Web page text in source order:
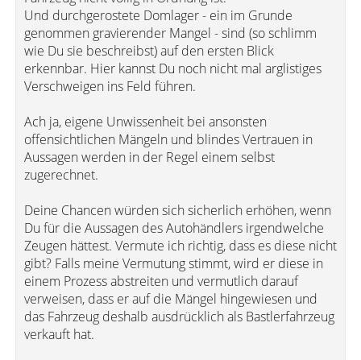
Und durchgerostete Domlager - ein im Grunde
genommen gravierender Mangel - sind (so schlimm
wie Du sie beschreibst) auf den ersten Blick
erkennbar. Hier kannst Du noch nicht mal arglistiges
Verschweigen ins Feld führen.
Ach ja, eigene Unwissenheit bei ansonsten
offensichtlichen Mängeln und blindes Vertrauen in
Aussagen werden in der Regel einem selbst
zugerechnet.
Deine Chancen würden sich sicherlich erhöhen, wenn
Du für die Aussagen des Autohändlers irgendwelche
Zeugen hättest. Vermute ich richtig, dass es diese nicht
gibt? Falls meine Vermutung stimmt, wird er diese in
einem Prozess abstreiten und vermutlich darauf
verweisen, dass er auf die Mängel hingewiesen und
das Fahrzeug deshalb ausdrücklich als Bastlerfahrzeug
verkauft hat.